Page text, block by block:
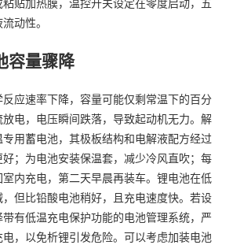
动性。
容量骤降
应速率下降，容量可能仅剩常温下的百分
电，电压瞬间跌落，导致起动机无力。解
用蓄电池，其极板结构和电解液配方经过
；为电池安装保温套，减少冷风直吹；每
内充电，第二天早晨再装车。锂电池在低
但比铅酸电池稍好，且充电速度快。若设
有低温充电保护功能的电池管理系统，严
，以免析锂引发危险。可以考虑加装电池